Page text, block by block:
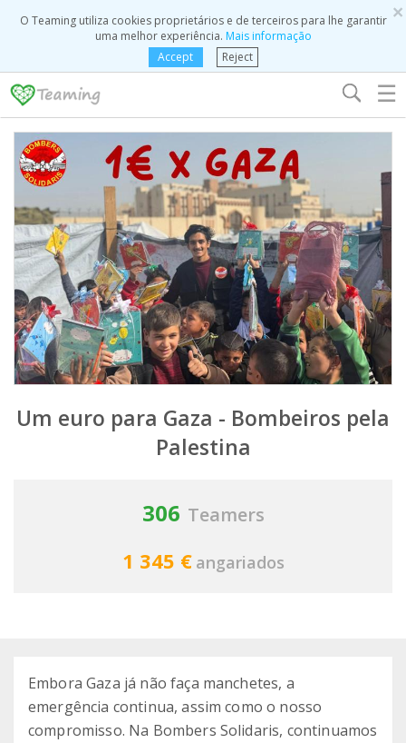
×
O Teaming utiliza cookies proprietários e de terceiros para lhe garantir
uma melhor experiência. Mais informação
Accept
Reject
☰
Um euro para Gaza - Bombeiros pela
Palestina
306 Teamers
1 345 € angariados
Embora Gaza já não faça manchetes, a
emergência continua, assim como o nosso
compromisso. Na Bombers Solidaris, continuamos